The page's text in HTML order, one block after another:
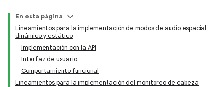
En esta página
Lineamientos para la implementación de modos de audio espacial
dinámico y estático
Implementación con la API
Interfaz de usuario
Comportamiento funcional
Lineamientos para la implementación del monitoreo de cabeza